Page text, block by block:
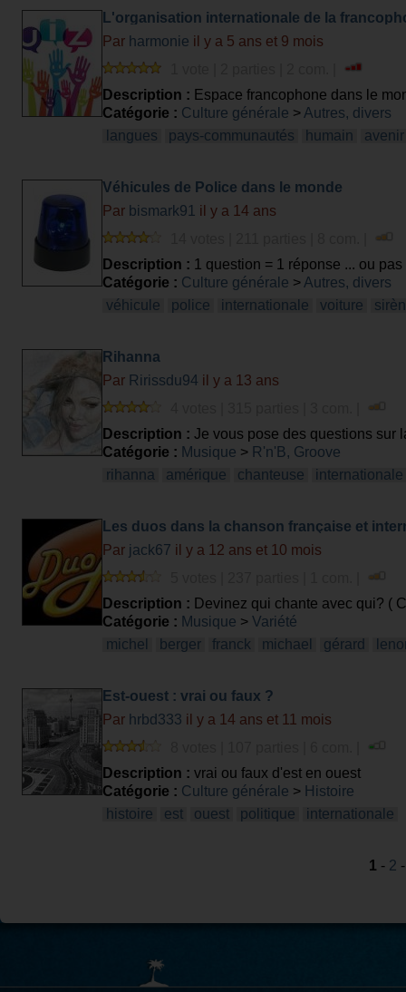
L'organisation internationale de la
Par harmonie il y a 5 ans et 9 mois
Description : Espace francophone dans le
Catégorie : Culture générale > Autres, divers
langues
pays-communautés humain avenir
Véhicules de Police dans le monde
Par bismark91 il y a 14 ans
Description : 1 question = 1 réponse ... ou pas
Catégorie : Culture générale > Autres, divers
véhicule
police internationale voiture
Rihanna
Par Ririssdu94 il y a 13 ans
Description : Je vous pose des questions sur
Catégorie : Musique > R'n'B, Groove
rihanna
amérique chanteuse internationale
Les duos dans la chanson française et
Par jack67 il y a 12 ans et 10 mois
Description : Devinez qui chante avec qui? (
Catégorie : Musique > Variété
michel
berger franck michael gérard
Est-ouest : vrai ou faux ?
Par hrbd333 il y a 14 ans et 11 mois
Description : vrai ou faux d'est en ouest
Catégorie : Culture générale > Histoire
histoire
est ouest politique internationale
1 - 2